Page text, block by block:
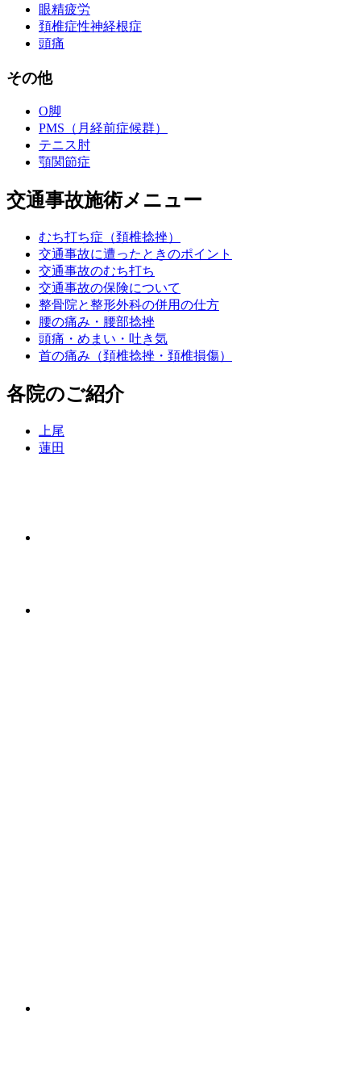
眼精疲労
頚椎症性神経根症
頭痛
その他
O脚
PMS（月経前症候群）
テニス肘
顎関節症
交通事故施術メニュー
むち打ち症（頚椎捻挫）
交通事故に遭ったときのポイント
交通事故のむち打ち
交通事故の保険について
整骨院と整形外科の併用の仕方
腰の痛み・腰部捻挫
頭痛・めまい・吐き気
首の痛み（頚椎捻挫・頚椎損傷）
各院のご紹介
上尾
蓮田